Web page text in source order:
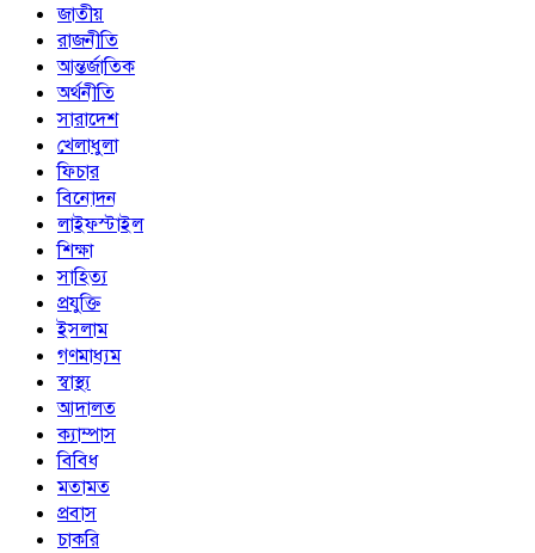
জাতীয়
রাজনীতি
আন্তর্জাতিক
অর্থনীতি
সারাদেশ
খেলাধুলা
ফিচার
বিনোদন
লাইফস্টাইল
শিক্ষা
সাহিত্য
প্রযুক্তি
ইসলাম
গণমাধ্যম
স্বাস্থ্য
আদালত
ক্যাম্পাস
বিবিধ
মতামত
প্রবাস
চাকরি